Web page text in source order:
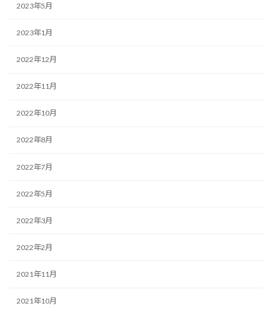
2023年5月
2023年1月
2022年12月
2022年11月
2022年10月
2022年8月
2022年7月
2022年5月
2022年3月
2022年2月
2021年11月
2021年10月